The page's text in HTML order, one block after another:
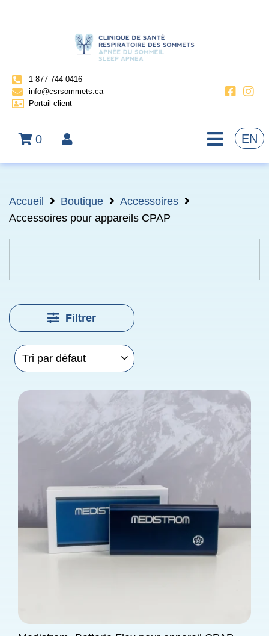
1-877-744-0416
info@csrsommets.ca
Portail client
EN
0
Accueil Boutique
Accessoires
Accessoires pour appareils CPAP
Filtrer